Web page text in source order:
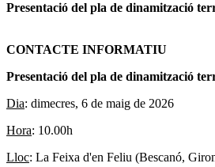
Presentació del pla de dinamització
CONTACTE INFORMATIU
Presentació del pla de dinamització
Dia: dimecres, 6 de maig de 2026
Hora: 10.00h
Lloc: La Feixa d'en Feliu (Bescanó,